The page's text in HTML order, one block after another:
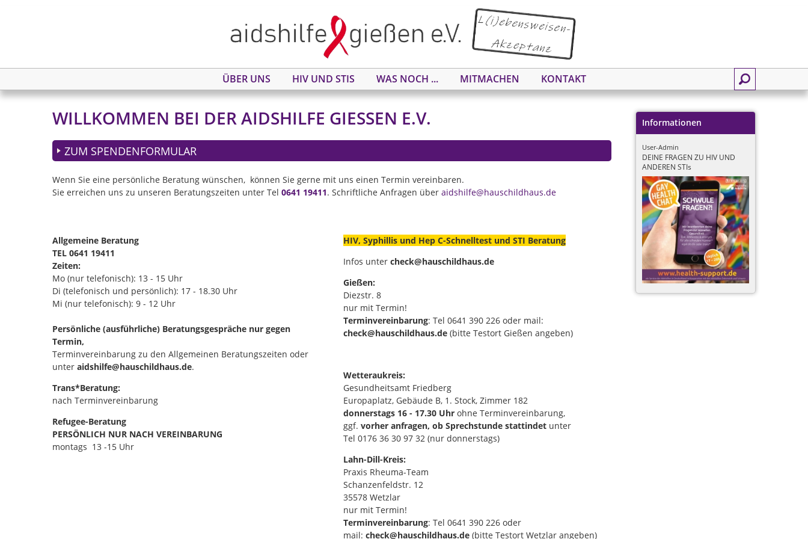
ÜBER UNS HIV UND STIS WAS NOCH ... MITMACHEN KONTAKT
WILLKOMMEN BEI DER AIDSHILFE GIESSEN E.V.
ZUM SPENDENFORMULAR
Wenn Sie eine persönliche Beratung wünschen, können Sie gerne mit uns einen Termin vereinbaren.
Sie erreichen uns zu unseren Beratungszeiten unter Tel 0641 19411. Schriftliche Anfragen über aidshilfe@hauschildhaus.de
Allgemeine Beratung
TEL 0641 19411
Zeiten:
Mo (nur telefonisch): 13 - 15 Uhr
Di (telefonisch und persönlich): 17 - 18.30 Uhr
Mi (nur telefonisch): 9 - 12 Uhr
Persönliche (ausführliche) Beratungsgespräche nur gegen
Termin,
Terminvereinbarung zu den Allgemeinen Beratungszeiten oder
unter aidshilfe@hauschildhaus.de.
Trans*Beratung:
nach Terminvereinbarung
Refugee-Beratung
PERSÖNLICH NUR NACH VEREINBARUNG
montags 13 -15 Uhr
HIV, Syphillis und Hep C-Schnelltest und STI Beratung
Infos unter check@hauschildhaus.de
Gießen:
Diezstr. 8
nur mit Termin!
Terminvereinbarung: Tel 0641 390 226 oder mail:
check@hauschildhaus.de (bitte Testort Gießen angeben)
Wetteraukreis:
Gesundheitsamt Friedberg
Europaplatz, Gebäude B, 1. Stock, Zimmer 182
donnerstags 16 - 17.30 Uhrohne Terminvereinbarung,
ggf. vorher anfragen, ob Sprechstunde stattindet unter
Tel 0176 36 30 97 32 (nur donnerstags)
Lahn-Dill-Kreis:
Praxis Rheuma-Team
Schanzenfeldstr. 12
35578 Wetzlar
nur mit Termin!
Terminvereinbarung: Tel 0641 390 226 oder
mail: check@hauschildhaus.de (bitte Testort Wetzlar angeben)
Informationen
User-Admin
DEINE FRAGEN ZU HIV UND
ANDEREN STIs